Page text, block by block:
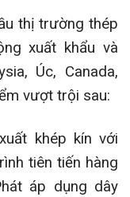
thị trường thép
xuất khẩu và
Úc, Canada,
vượt trội sau:
khép kín với
tiên tiến hàng
áp dụng dây